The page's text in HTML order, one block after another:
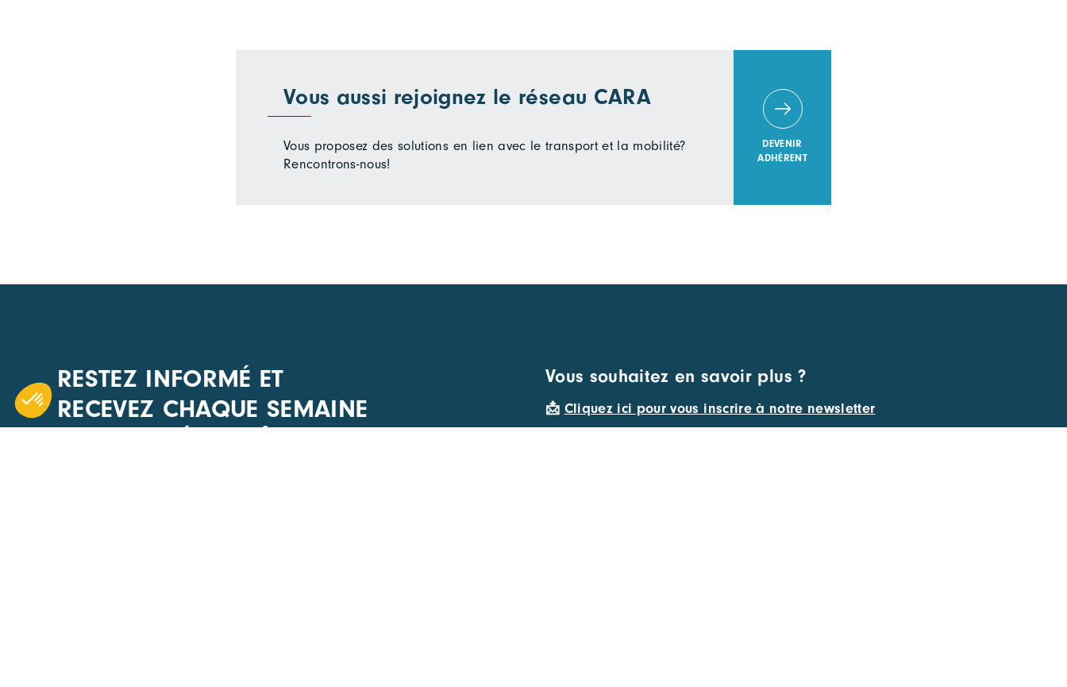
Vous aussi rejoignez le réseau CARA
Vous proposez des solutions en lien avec le transport et la mobilité?
Rencontrons-nous!
DEVENIR
ADHÉRENT
RESTEZ INFORMÉ ET
RECEVEZ CHAQUE SEMAINE
Vous souhaitez en savoir plus ?
📩 Cliquez ici pour vous inscrire à notre newsletter